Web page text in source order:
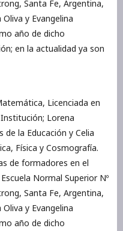
Santa Fe, Argentina,
y Evangelina
año de dicho
en la actualidad ya son
Licenciada en
Lorena
de la Educación y Celia
Física y Cosmografía.
de formadores en el
Normal Superior Nº
Santa Fe, Argentina,
y Evangelina
año de dicho